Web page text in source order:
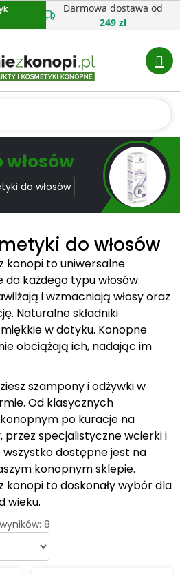
Darmowa dostawa od
249 zł
do włosów
do włosów
konopi to uniwersalne
każdego typu włosów.
i wzmacniają włosy oraz
Naturalne składniki
w dotyku. Konopne
obciążają ich, nadając im
szampony i odżywki w
Od klasycznych
po kuracje na
przez specjalistyczne wcierki i
dostępne jest na
konopnym sklepie.
konopi to doskonały wybór dla
wieku.
8